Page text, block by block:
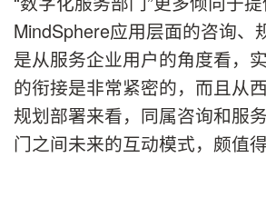
MindSphere应用层面的咨询、
是从服务企业用户的角度看，
的衔接是非常紧密的，而且从
规划部署来看，同属咨询和服
门之间未来的互动模式，颇值得